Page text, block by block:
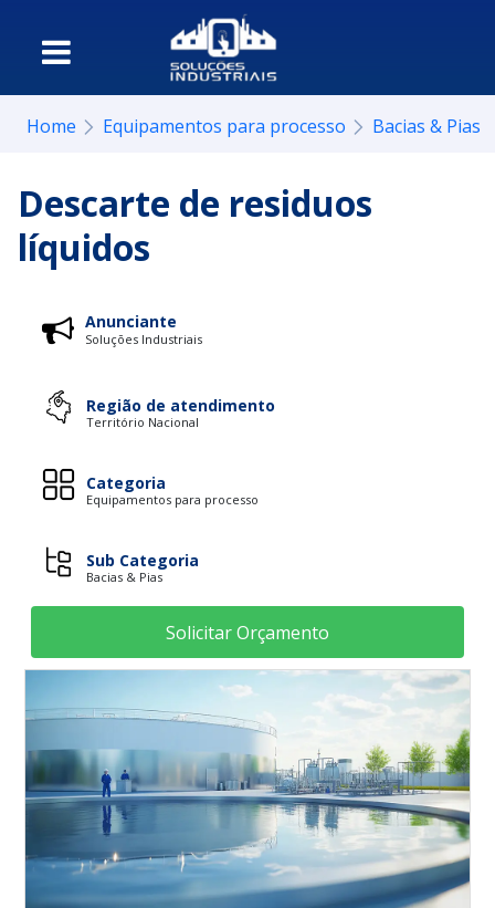
Home Equipamentos para processo Bacias & Pias
Descarte de residuos
líquidos
Anunciante
Soluções Industriais
Região de atendimento
Território Nacional
Categoria
Equipamentos para processo
Sub Categoria
Bacias & Pias
Solicitar Orçamento